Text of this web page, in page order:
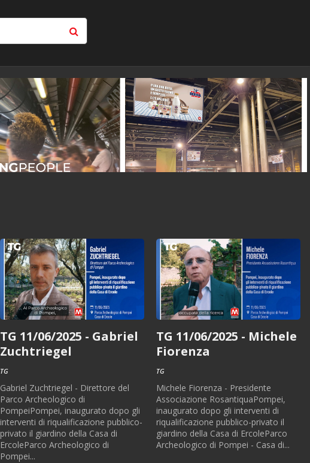
TG 11/06/2025 - Gabriel
Zuchtriegel
TG
Gabriel Zuchtriegel - Direttore del
Parco Archeologico di
PompeiPompei, inaugurato dopo gli
interventi di riqualificazione pubblico-
privato il giardino della Casa di
ErcoleParco Archeologico di
Pompei...
TG 11/06/2025 - Michele
Fiorenza
TG
Michele Fiorenza - Presidente
Associazione RosantiquaPompei,
inaugurato dopo gli interventi di
riqualificazione pubblico-privato il
giardino della Casa di ErcoleParco
Archeologico di Pompei - Casa di...